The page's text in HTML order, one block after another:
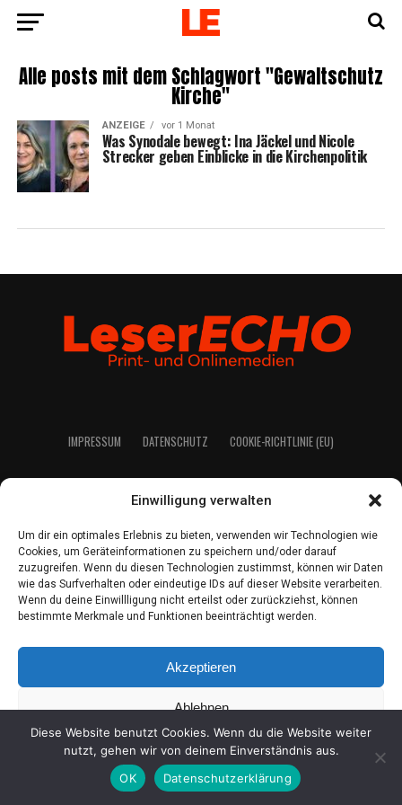
Einwilligung verwalten
Um dir ein optimales Erlebnis zu bieten, verwenden wir Technologien wie
Cookies, um Geräteinformationen zu speichern und/oder darauf
zuzugreifen. Wenn du diesen Technologien zustimmst, können wir Daten
wie das Surfverhalten oder eindeutige IDs auf dieser Website verarbeiten.
Wenn du deine Einwillligung nicht erteilst oder zurückziehst, können
bestimmte Merkmale und Funktionen beeinträchtigt werden.
Akzeptieren
Ablehnen
Einstellungen ansehen
Coo­kie-Richt­li­nieDaten­schutz Impres­sum
Alle posts mit dem Schlagwort "Gewaltschutz
Kirche"
ANZEIGE vor 1 Monat
Was Syn­oda­le bewegt: Ina Jäckel und Nico­le
Stre­cker geben Ein­bli­cke in die Kirchenpolitik
IMPRES­SUM DATEN­SCHUTZ COO­KIE-RICH­T­­LI­­NIE (EU)
2021 LeserEcho Verlag
Diese Website benutzt Cookies. Wenn du die Website weiter
nutzt, gehen wir von deinem Einverständnis aus.
OK
Datenschutzerklärung